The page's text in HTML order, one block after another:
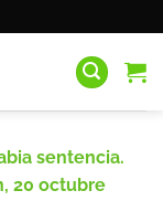
sentencia.
20 octubre